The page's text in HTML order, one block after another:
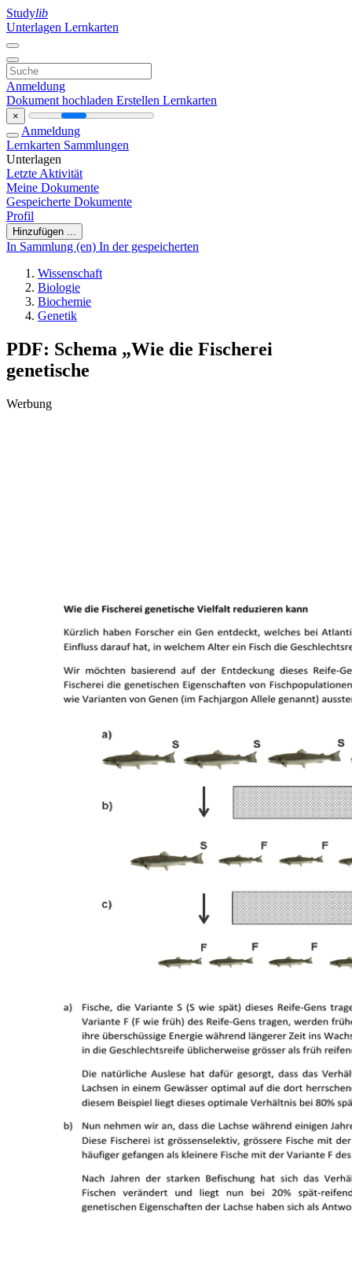
Studylib
Unterlagen Lernkarten
Anmeldung
Dokument hochladen Erstellen Lernkarten
×
Anmeldung
Lernkarten Sammlungen
Unterlagen
Letzte Aktivität
Meine Dokumente
Gespeicherte Dokumente
Profil
Hinzufügen ...
In Sammlung (en) In der gespeicherten
Wissenschaft
Biologie
Biochemie
Genetik
PDF: Schema „Wie die Fischerei
genetische
Werbung